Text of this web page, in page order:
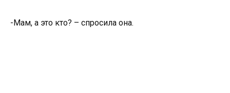
-Мам, а это кто? – спросила она.